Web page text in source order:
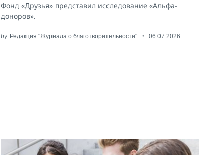
Фонд «Друзья» представил исследование «Альфа-
доноров».
by Редакция "Журнала о благотворительности" 06.07.2026